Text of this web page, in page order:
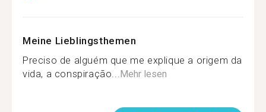
Meine Lieblingsthemen
Preciso de alguém que me explique a origem da
vida, a conspiração...Mehr lesen